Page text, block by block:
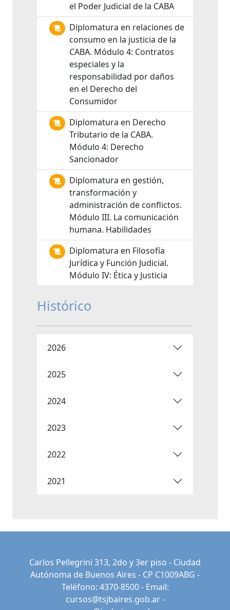
el Poder Judicial de la CABA
Diplomatura en relaciones de
consumo en la justicia de la
CABA. Módulo 4: Contratos
especiales y la
responsabilidad por daños
en el Derecho del
Consumidor
Diplomatura en Derecho
Tributario de la CABA.
Módulo 4: Derecho
Sancionador
Diplomatura en gestión,
transformación y
administración de conflictos.
Módulo III. La comunicación
humana. Habilidades
Diplomatura en Filosofía
Jurídica y Función Judicial.
Módulo IV: Ética y Justicia
Histórico
2026
2025
2024
2023
2022
2021
Carlos Pellegrini 313, 2do y 3er piso - Ciudad
Autónoma de Buenos Aires - CP C1009ABG -
Teléfono: 4370-8500 - Email:
cursos@tsjbaires.gob.ar-